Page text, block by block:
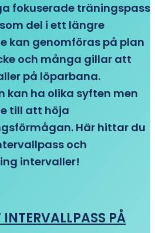
fokuserade träningspass
del i ett längre
kan genomföras på plan
och många gillar att
på löparbana.
kan ha olika syften men
till att höja
Här hittar du
och
intervaller!
INTERVALLPASS PÅ